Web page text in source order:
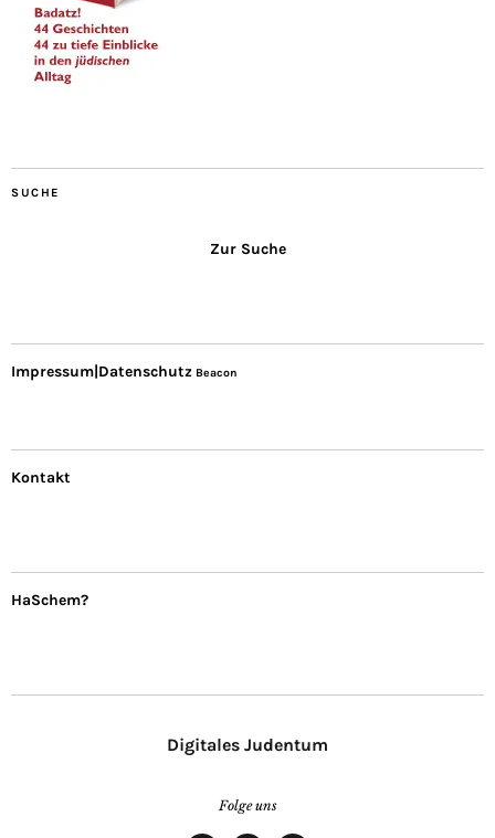
SUCHE
Zur Suche
Impressum|Datenschutz Beacon
Kontakt
HaSchem?
Digitales Judentum
Folge uns